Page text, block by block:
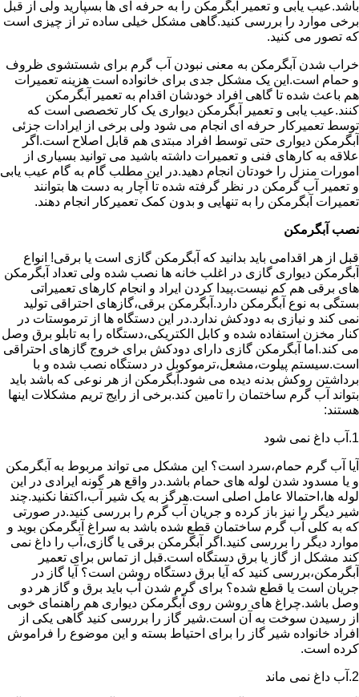
باشد.عیب یابی و تعمیر آبگرمکن را به حرفه ای ها بسپارید ولی از قبل
برخی موارد را بررسی کنید.گاهی مشکل خیلی ساده تر از چیزی است
که تصور می کنید.
خراب شدن آبگرمکن به معنی نبودن آب گرم برای شستشوی ظروف
و حمام است.این یک مشکل جدی برای خانواده است هزینه تعمیرات
هم باعث شده تا گاهی افراد خودشان اقدام به تعمیر آبگرمکن
کنند.عیب یابی و تعمیر آبگرمکن دیواری یک کار تخصصی است که
توسط تعمیرکار حرفه ای انجام می شود ولی برخی از ایرادات جزئی
آبگرمکن دیواری حتی توسط افراد مبتدی هم قابل اصلاح است.اگر
علاقه به کارهای فنی و تعمیرات داشته باشید می توانید بسیاری از
امورات منزل را خودتان انجام دهید.در این مطلب گام به گام عیب یابی
و تعمیر آب گرمکن در نظر گرفته شده تا آچار به دست ها بتوانند
تعمیرات آبگرمکن را به تنهایی و بدون کمک تعمیرکار انجام دهند.
نصب آبگرمکن
قبل از هر اقدامی باید بدانید که آبگرمکن گازی است یا برقی! انواع
آبگرمکن دیواری گازی در اغلب خانه ها نصب شده ولی تعداد آبگرمکن
های برقی هم کم نیست.پیدا کردن ایراد و انجام کارهای تعمیراتی
بستگی به نوع آبگرمکن دارد.آبگرمکن برقی،گازهای احتراقی تولید
نمی کند و نیازی به دودکش ندارد.در این دستگاه ها از ترموستات در
کنار مخزن استفاده شده و کابل الکتریکی،دستگاه را به تابلو برق وصل
می کند.اما آبگرمکن گازی دارای دودکش برای خروج گازهای احتراقی
است.سیستم پیلوت،مشعل،ترموکوبل در دستگاه نصب شده و با
برداشتن روکش بدنه دیده می شود.آبگرمکن از هر نوعی که باشد باید
بتواند آب گرم ساختمان را تامین کند.برخی از رایج تریم مشکلات اینها
هستند:
1.آب داغ نمی شود
آیا آب گرم حمام،سرد است؟ این مشکل می تواند مربوط به آبگرمکن
و یا مسدود شدن لوله های حمام باشد.در واقع هر گونه ایرادی در این
لوله ها،احتمالا عامل اصلی است.هرگز به یک شیر آب،اکتفا نکنید.چند
شیر دیگر را نیز باز کرده و جریان آب گرم را بررسی کنید.در صورتی
که به کلی آب گرم ساختمان قطع شده باشد به سراغ آبگرمکن بوید و
موارد دیگر را بررسی کنید.اگر آبگرمکن برقی یا گازی،آب را داغ نمی
کند مشکل از گاز یا برق دستگاه است.قبل از تماس برای تعمیر
آبگرمکن،بررسی کنید که آیا برق دستگاه روشن است؟ آیا گاز در
جریان است یا قطع شده؟ برای گرم شدن آب باید برق و گاز هر دو
وصل باشد.چراغ های روشن روی آبگرمکن دیواری هم راهنمای خوبی
از رسیدن سوخت به آن است.شیر گاز را بررسی کنید گاهی یکی از
افراد خانواده شیر گاز را برای احتیاط بسته و این موضوع را فراموش
کرده است.
2.آب داغ نمی ماند